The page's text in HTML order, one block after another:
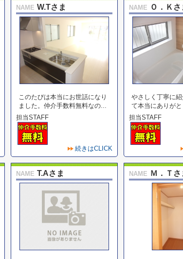
NAME W.Tさま
このたびは本当にお世話になり
ました。仲介手数料無料なの...
担当STAFF
続きはCLICK
NAME Ｏ．Ｋさ
やさしく丁寧に
て本当にありが
担当STAFF
NAME T.Aさま NAME Ｍ．Ｔさ